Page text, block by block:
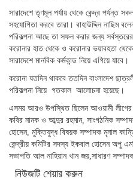
সারাদেশে তৃণমূল পর্যায় থেকে কেন্দ্র পর্যন্ত
সহযোগিতা করবে তারা। বাহাউদ্দিন নাছিম
পরিকল্পনা আছে তা সফল করার জন্য
করোনার হাত থেকে ও করোনার ভয়াবহতা
সারাদেশে মানবিক কর্মকান্ড নিয়ে এগিয়ে যাবে।
করোনা যতদিন থাকবে ততদিন বাংলাদেশ
পরিকল্পনা নিয়ে গতকাল আলোচনা হয়েছে।
এসময় আরও উপস্থিত ছিলেন আওয়ামী লীগের
কবির নানক ও আব্দুর রহমান, সাংগঠনিক
হোসেন, মুক্তিযুদ্ধ বিষয়ক সম্পাদক মৃনাল
কেন্দ্রীয় কমিটির সদস্য ইকবাল হোসেন অপু
সভাপতি আল নাহিয়ান খান জয়,সাধারণ
নিউজটি শেয়ার করুন